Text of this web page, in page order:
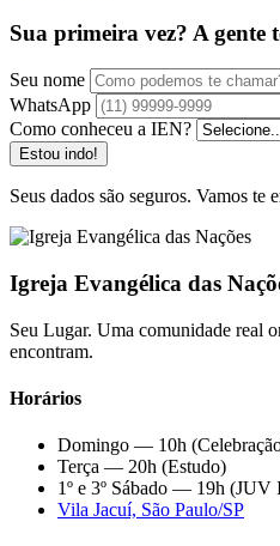
Sua primeira vez? A gente
Seu nome
WhatsApp
Como conheceu a IEN?
Estou indo!
Seus dados são seguros. Vamos te
Igreja Evangélica das
Seu Lugar. Uma comunidade real
encontram.
Horários
Domingo — 10h
Terça — 20h (Estudo)
1º e 3º Sábado — 19h (JUV
Vila Jacuí, São Paulo/SP